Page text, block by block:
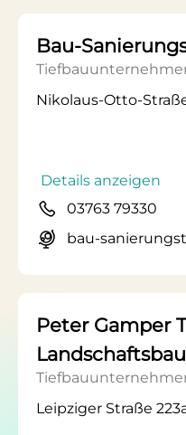
Bau-
Nikolaus-Otto-
Details anzeigen
03763 79330
bau-
Peter Gamper
Landschaftsbau
Leipziger Straße